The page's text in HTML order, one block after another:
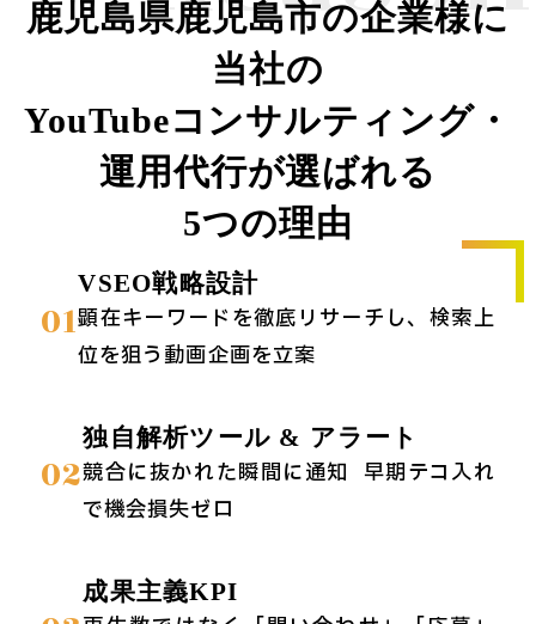
鹿児島県鹿児島市の企業様に
当社の
YouTubeコンサルティング・
運用代行が選ばれる
5つの理由
01
VSEO戦略設計
顕在キーワードを徹底リサーチし、検索上
位を狙う動画企画を立案
02
独自解析ツール & アラート
競合に抜かれた瞬間に通知 → 早期テコ入れ
で機会損失ゼロ
成果主義KPI